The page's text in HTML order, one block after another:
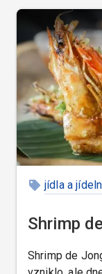
jídla a
Shrimp
Shrimp de